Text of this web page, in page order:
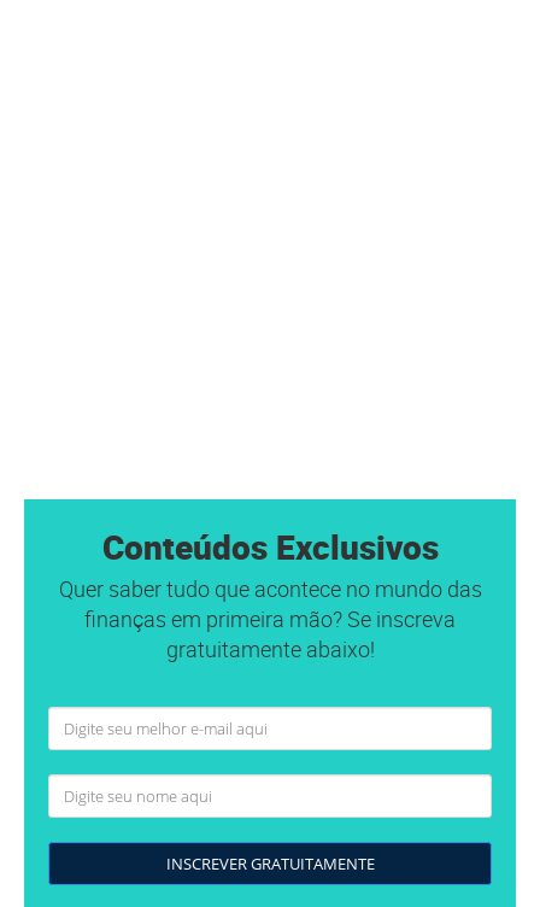
Conteúdos Exclusivos
Quer saber tudo que acontece no mundo das
finanças em primeira mão? Se inscreva
gratuitamente abaixo!
INSCREVER GRATUITAMENTE